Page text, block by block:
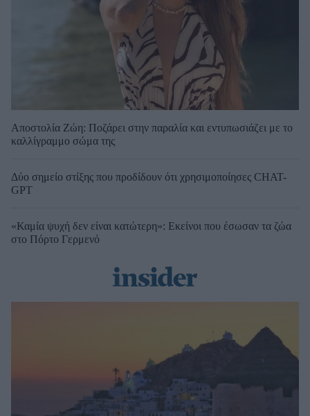
Αποστολία Ζώη: Ποζάρει στην παραλία και εντυπωσιάζει με το
καλλίγραμμο σώμα της
Δύο σημείο στίξης που προδίδουν ότι χρησιμοποίησες CHAT-
GPT
«Καμία ψυχή δεν είναι κατώτερη»: Εκείνοι που έσωσαν τα ζώα
στο Πόρτο Γερμενό